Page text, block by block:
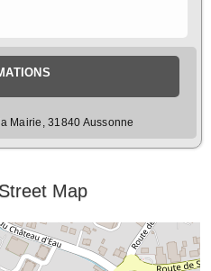
Mairie, 31840 Aussonne
Map